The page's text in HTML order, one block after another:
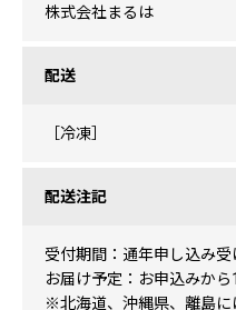
株式会社まるは
配送
［冷凍］
配送注記
受付期間：通年申し込み受
お届け予定：お申込みか
※北海道、沖縄県、離島に